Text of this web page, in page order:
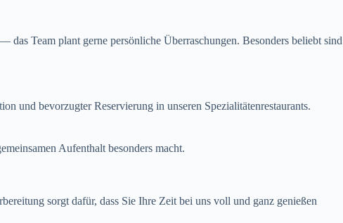
Team plant gerne persönliche Überraschungen. Besonders beliebt sind
und bevorzugter Reservierung in unseren Spezialitätenrestaurants.
Aufenthalt besonders macht.
sorgt dafür, dass Sie Ihre Zeit bei uns voll und ganz genießen